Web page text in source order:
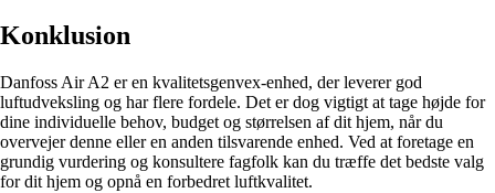
Konklusion
Danfoss Air A2 er en kvalitetsgenvex-enhed, der leverer god
luftudveksling og har flere fordele. Det er dog vigtigt at tage højde for
dine individuelle behov, budget og størrelsen af dit hjem, når du
overvejer denne eller en anden tilsvarende enhed. Ved at foretage en
grundig vurdering og konsultere fagfolk kan du træffe det bedste valg
for dit hjem og opnå en forbedret luftkvalitet.